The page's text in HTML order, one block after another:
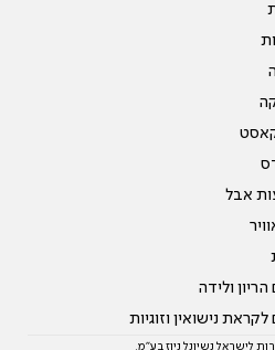
אבל
הריון ולידה
לקראת נישואין וזוגיות
לישראל נשיונל ניוז בע"מ.